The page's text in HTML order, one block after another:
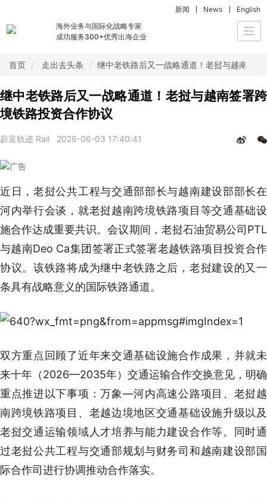
海外业务与国际化战略专家
成功服务300+优秀出海企业
新闻 News English
首页 走出去头条 继中老铁路后又一战略通道！老挝与越南签
继中老铁路后又一战略通道！老挝与越南签署跨
境铁路投资合作协议
蔚蓝轨迹 Rail 2026-06-03 17:40:41
近日，老挝公共工程与交通部部长与越南建设部部长在
河内举行会谈，就老挝越南跨境铁路项目等交通基础设
施合作达成重要共识。会议期间，老挝石油贸易公司PTL
与越南Deo Ca集团签署正式签署老越铁路项目投资合作
协议。该铁路将成为继中老铁路之后，老挝建设的又一
条具有战略意义的国际铁路通道。
双方重点回顾了近年来交通基础设施合作成果，并就未
来十年（2026—2035年）交通运输合作交换意见，明确
重点推进以下事项：万象—河内高速公路项目、老挝越
南跨境铁路项目、老越边境地区交通基础设施升级以及
老挝交通运输领域人才培养与能力建设合作等。同时通
过老挝公共工程与交通部规划与财务司和越南建设部国
际合作司进行协调推动合作落实。